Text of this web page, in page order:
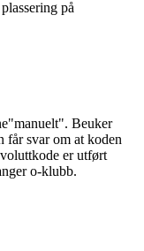
på
Beuker
får svar om at koden
er utført
o-klubb.